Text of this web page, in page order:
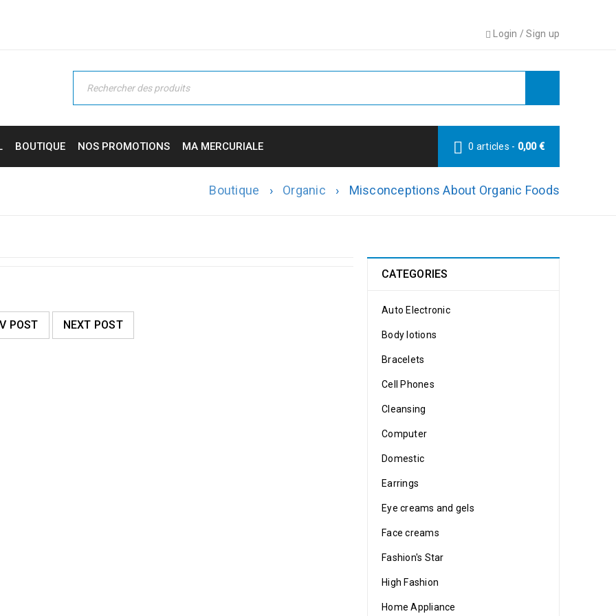
Login /Sign up
BOUTIQUE NOS PROMOTIONS MA MERCURIALE 0 articles - 0,00€
Boutique › Organic › Misconceptions About Organic Foods
POST NEXT POST
CATEGORIES
Auto Electronic
Body lotions
Bracelets
Cell Phones
Cleansing
Computer
Domestic
Earrings
Eye creams and gels
Face creams
Fashion's Star
High Fashion
Home Appliance